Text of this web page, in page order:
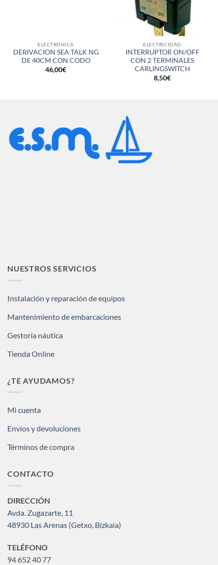
ELECTRÓNICA
DERIVACION SEA TALK NG
DE 40CM CON CODO
46,00€
ELECTRICIDAD
INTERRUPTOR ON/OFF
CON 2 TERMINALES
CARLINGSWITCH
8,50€
NUESTROS SERVICIOS
Instalación y reparación de equipos
Mantenimiento de embarcaciones
Gestoría náutica
Tienda Online
¿TE AYUDAMOS?
Mi cuenta
Envíos y devoluciones
Términos de compra
CONTACTO
DIRECCIÓN
Avda. Zugazarte, 11
48930 Las Arenas (Getxo, Bizkaia)
TELÉFONO
94 652 40 77